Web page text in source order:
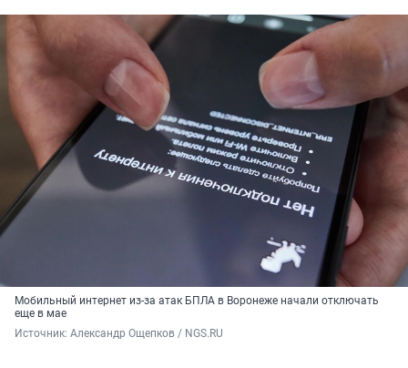
Мобильный интернет из-за атак БПЛА в Воронеже начали отключать
еще в мае
Источник: Александр Ощепков / NGS.RU